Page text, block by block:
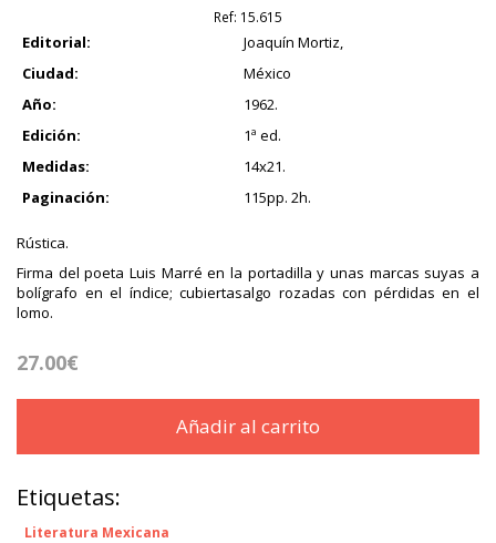
Ref: 15.615
Editorial:
Joaquín Mortiz,
Ciudad:
México
Año:
1962.
Edición:
1ª ed.
Medidas:
14x21.
Paginación:
115pp. 2h.
Rústica.
Firma del poeta Luis Marré en la portadilla y unas marcas suyas a
bolígrafo en el índice; cubiertasalgo rozadas con pérdidas en el
lomo.
27.00€
Añadir al carrito
Etiquetas:
Literatura Mexicana